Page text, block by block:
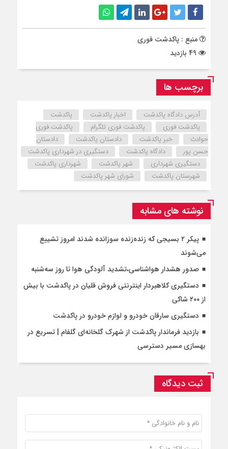
منبع : پاکدشت فوری
برچسب ها
آدرس دادگاه پاکدشت اخبار پاکدشت
پاکدشت
پاکدشت فوری
پاکدشت فوری تلگرام
پاکدشت فوری
حوادث
خبر پاکدشت دادستان پاکدشت
دادستان
حسن پور
دادگاه پاکدشت
دستگیری در شهرداری پاکدشت
دستگیری شهرداری
شهر پاکدشت
شهرداری پاکدشت
شهرستان پاکدشت
شورای شهر پاکدشت
نوشته های مشابه
پیکر ۲ بسیجی که زنده‌زنده سوزانده شدند امروز تشییع
می‌شوند
صدور هشدار هواشناسی،تشدید آلودگی هوا تا روز سه‌شنبه
دستگیری کلاهبردار اینترنتی فروش قلیان در پاکدشت با بیش
از ۲۰۰ شاکی
دستگیری سارقان خودرو و لوازم خودرو در پاکدشت
بازدید فرماندار پاکدشت از شهرک گلخانه‌ای گلفام | تسریع در
بهسازی مسیر دسترسی
ثبت دیدگاه